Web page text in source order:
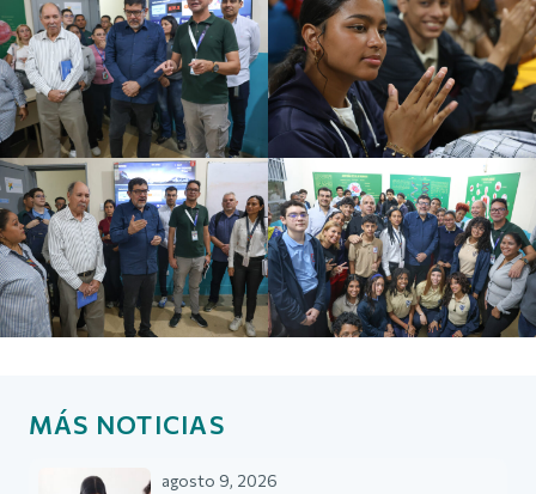
MÁS NOTICIAS
agosto 9, 2026